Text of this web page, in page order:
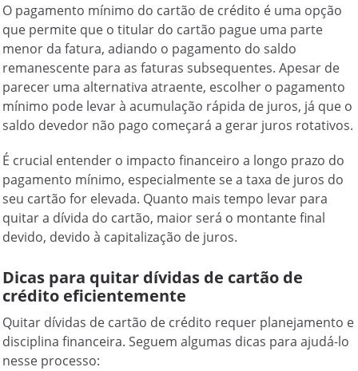
O pagamento mínimo do cartão de crédito é uma opção
que permite que o titular do cartão pague uma parte
menor da fatura, adiando o pagamento do saldo
remanescente para as faturas subsequentes. Apesar de
parecer uma alternativa atraente, escolher o pagamento
mínimo pode levar à acumulação rápida de juros, já que o
saldo devedor não pago começará a gerar juros rotativos.
É crucial entender o impacto financeiro a longo prazo do
pagamento mínimo, especialmente se a taxa de juros do
seu cartão for elevada. Quanto mais tempo levar para
quitar a dívida do cartão, maior será o montante final
devido, devido à capitalização de juros.
Dicas para quitar dívidas de cartão de
crédito eficientemente
Quitar dívidas de cartão de crédito requer planejamento e
disciplina financeira. Seguem algumas dicas para ajudá-lo
nesse processo: